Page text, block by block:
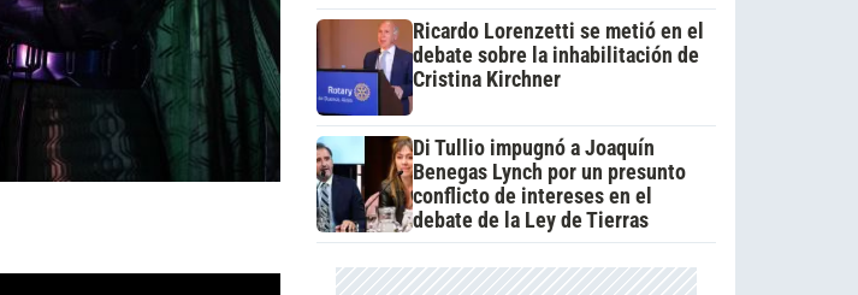
Ricardo Lorenzetti se metió en el
debate sobre la inhabilitación de
Cristina Kirchner
Di Tullio impugnó a Joaquín
Benegas Lynch por un presunto
conflicto de intereses en el
debate de la Ley de Tierras